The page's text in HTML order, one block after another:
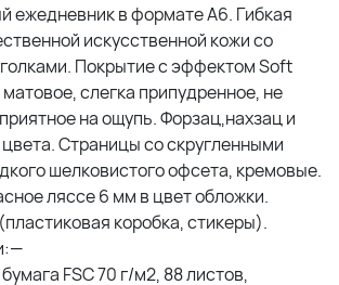
ежедневник в формате А6. Гибкая
искусственной кожи со
Покрытие с эффектом Soft
слегка припудренное, не
на ощупь. Форзац,нахзац и
Страницы со скругленными
шелковистого офсета, кремовые.
ляссе 6 мм в цвет обложки.
коробка, стикеры).
FSC 70 г/м2, 88 листов,